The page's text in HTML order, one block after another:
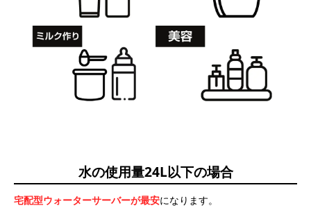
水の使用量24L以下の場合
宅配型ウォーターサーバーが最安になります。